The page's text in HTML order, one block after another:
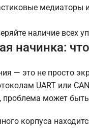
медиаторы
наличие всех
начинка:
— это не просто
UART или
проблема может
корпуса